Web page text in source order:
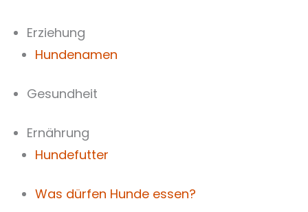
Inhalt
springen
Erziehung
Hundenamen
Gesundheit
Ernährung
Hundefutter
Was dürfen Hunde essen?